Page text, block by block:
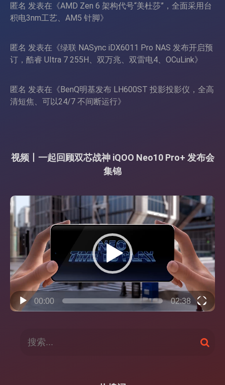
匿名 发表在《AMD Zen 6 架构代号“美杜莎”，全面采用台
积电3nm工艺、AM5 针脚》
匿名 发表在《绿联 NASync iDX6011 Pro NAS 发布开启预
订，酷睿 Ultra 7 255H、双万兆、双雷电4、OCuLink》
匿名 发表在《BenQ明基发布 LH600ST 投影投影仪，全高
清短焦、可以24/7 不间断运行》
视频丨一起回顾双芯战神 iQOO Neo10 Pro+ 发布会
集锦
视
频
播
放
00:00 02:38
搜
索